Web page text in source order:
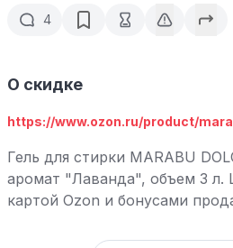
4
О скидке
https://www.ozon.ru/product/
Гель для стирки MARABU
аромат "Лаванда", объем 3 л.
картой Ozon и бонусами